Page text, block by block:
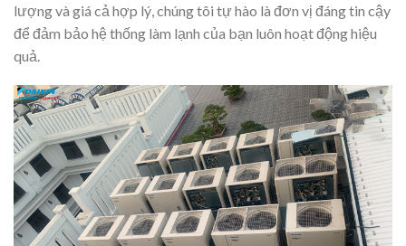
lượng và giá cả hợp lý, chúng tôi tự hào là đơn vị đáng tin cậy
để đảm bảo hệ thống làm lạnh của bạn luôn hoạt động hiệu
quả.